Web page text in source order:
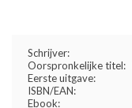
Schrijver:
Oorspronkelijke titel:
Eerste uitgave:
ISBN/EAN:
Ebook: